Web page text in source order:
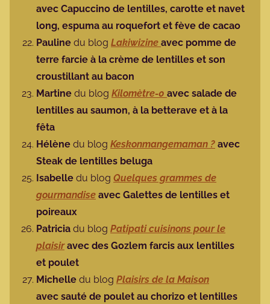
avec Capuccino de lentilles, carotte et navet
long, espuma au roquefort et fève de cacao
Pauline du blog Lakiwizine avec pomme de
terre farcie à la crème de lentilles et son
croustillant au bacon
Martine du blog Kilomètre-0 avec salade de
lentilles au saumon, à la betterave et à la
fêta
Hélène du blog Keskonmangemaman ? avec
Steak de lentilles beluga
Isabelle du blog Quelques grammes de
gourmandise avec Galettes de lentilles et
poireaux
Patricia du blog Patipati cuisinons pour le
plaisiravec des Gozlem farcis aux lentilles
et poulet
Michelle du blog Plaisirs de la Maison
avec sauté de poulet au chorizo et lentilles